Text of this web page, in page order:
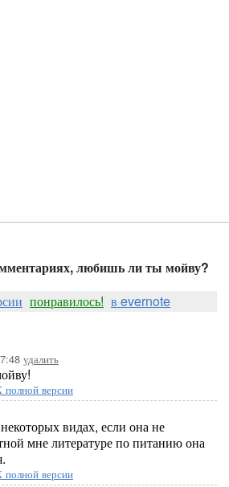
любишь ли ты мойву?
понравилось! в evernote
удалить
полной версии
видах, если она не
мне литературе по питанию она
полной версии